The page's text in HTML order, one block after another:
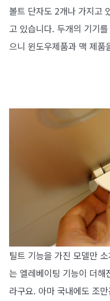
볼트 단자도 2개나 가지고
고 있습니다. 두개의 기기
으니 윈도우제품과 맥 제
틸트 기능을 가진 모델만
는 엘레베이팅 기능이 더해
라구요. 아마 국내에도 조